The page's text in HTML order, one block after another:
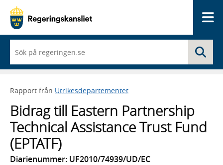
du
börjar
skriva
framträder
lista
med
sökförslag
Rapport från Utrikesdepartementet
Bidrag till Eastern Partnership
Technical Assistance Trust Fund
(EPTATF)
Diarienummer: UF2010/74939/UD/EC